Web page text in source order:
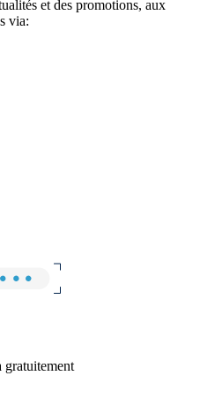
et des promotions, aux
via: